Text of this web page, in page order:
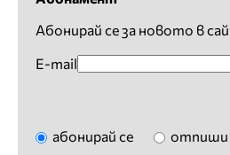
Абонирай се за новото в
E-mail
абонирай се отпиши